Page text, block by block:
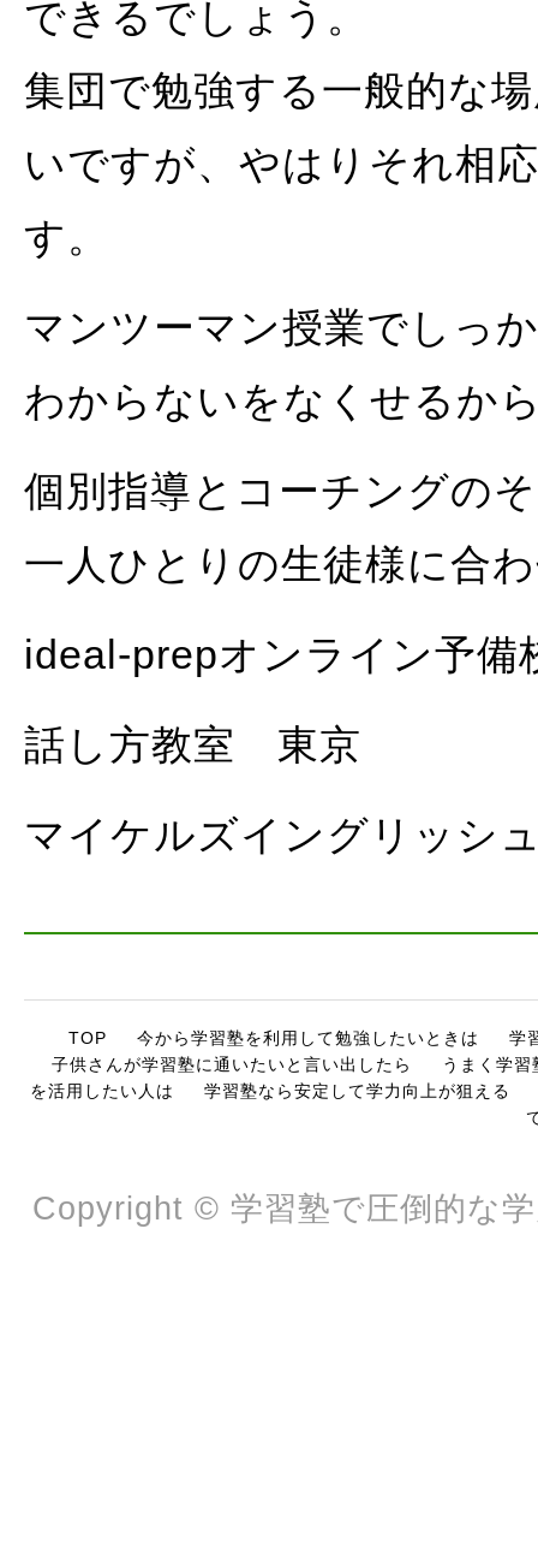
できるでしょう。
集団で勉強する一般的な
いですが、やはりそれ相
す。
マンツーマン授業でしっ
わからないをなくせるか
個別指導とコーチングの
一人ひとりの生徒様に合
ideal-prepオンライン予備
話し方教室 東京
マイケルズイングリッシ
TOP 今から学習塾を利用して勉強したいときは
学
子供さんが学習塾に通いたいと言い出したら
うまく学
を活用したい人は
学習塾なら安定して学力向上が狙える
Copyright © 学習塾で圧倒的な